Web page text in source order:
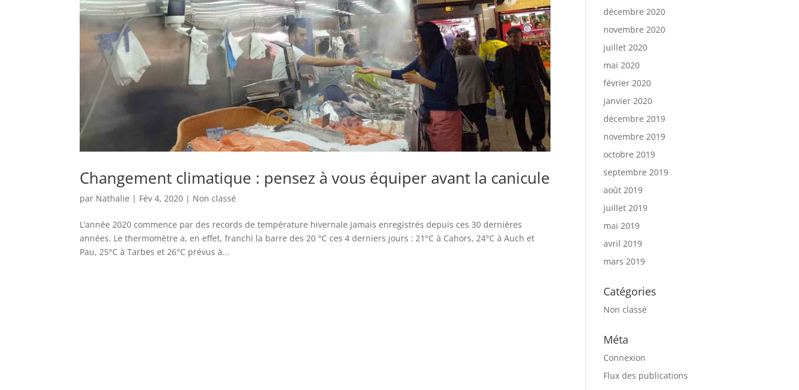
Changement climatique : pensez à vous équiper avant la canicule
par Nathalie | Fév 4, 2020 | Non classé
L’année 2020 commence par des records de température hivernale jamais enregistrés depuis ces 30 dernières
années. Le thermomètre a, en effet, franchi la barre des 20 °C ces 4 derniers jours : 21°C à Cahors, 24°C à Auch et
Pau, 25°C à Tarbes et 26°C prévus à...
décembre 2020
novembre 2020
juillet 2020
mai 2020
février 2020
janvier 2020
décembre 2019
novembre 2019
octobre 2019
septembre 2019
août 2019
juillet 2019
mai 2019
avril 2019
mars 2019
Catégories
Non classé
Méta
Connexion
Flux des publications